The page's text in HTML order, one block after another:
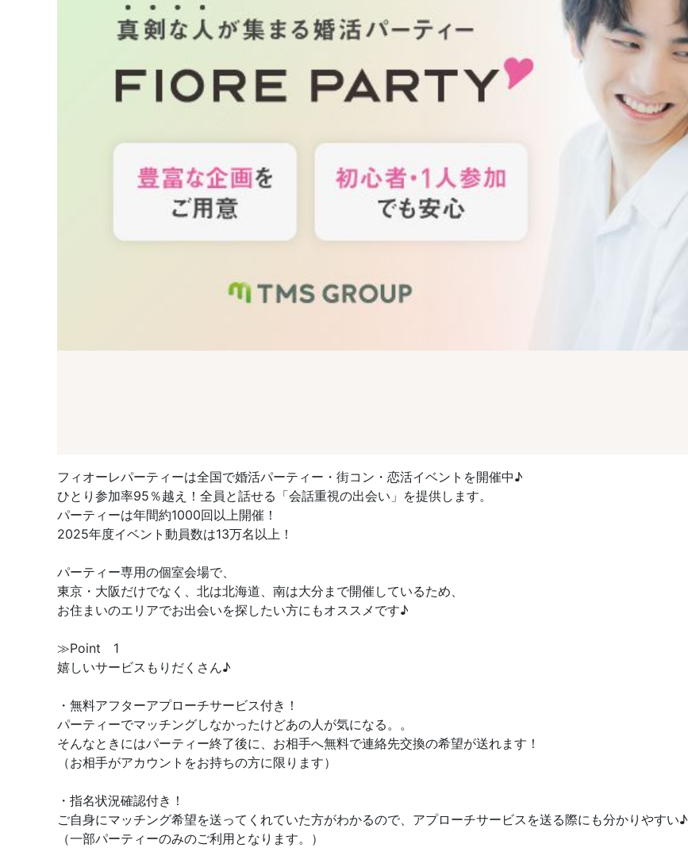
フィオーレパーティーは全国で婚活パーティー・街コン・恋活イベントを開催中♪
ひとり参加率95％越え！全員と話せる「会話重視の出会い」を提供します。
パーティーは年間約1000回以上開催！
2025年度イベント動員数は13万名以上！
パーティー専用の個室会場で、
東京・大阪だけでなく、北は北海道、南は大分まで開催しているため、
お住まいのエリアでお出会いを探したい方にもオススメです♪
≫Point 1
嬉しいサービスもりだくさん♪
・無料アフターアプローチサービス付き！
パーティーでマッチングしなかったけどあの人が気になる。。
そんなときにはパーティー終了後に、お相手へ無料で連絡先交換の希望が送れます！
（お相手がアカウントをお持ちの方に限ります）
・指名状況確認付き！
ご自身にマッチング希望を送ってくれていた方がわかるので、アプローチサービスを送る際にも分かりやすい♪
（一部パーティーのみのご利用となります。）